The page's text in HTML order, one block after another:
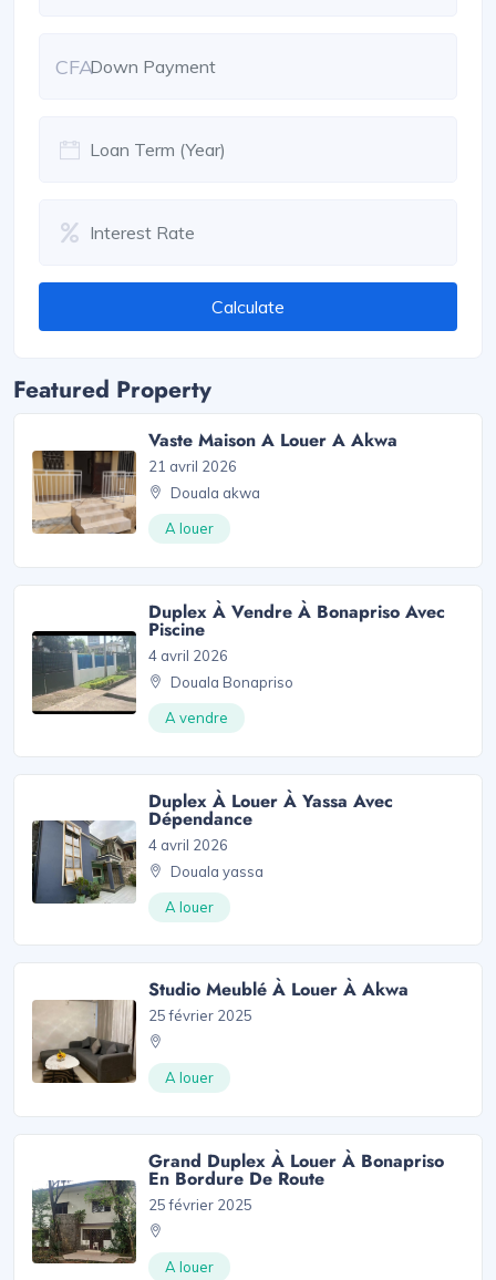
CFA
Calculate
Featured Property
Vaste Maison A Louer A Akwa
21 avril 2026
Douala akwa
A louer
Duplex À Vendre À Bonapriso Avec
Piscine
4 avril 2026
Douala Bonapriso
A vendre
Duplex À Louer À Yassa Avec
Dépendance
4 avril 2026
Douala yassa
A louer
Studio Meublé À Louer À Akwa
25 février 2025
A louer
Grand Duplex À Louer À Bonapriso
En Bordure De Route
25 février 2025
A louer